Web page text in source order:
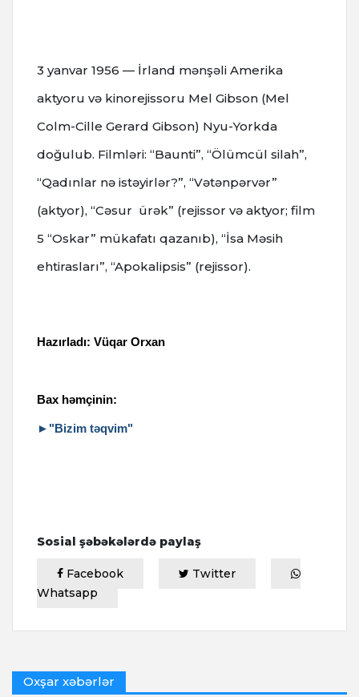
3 yanvar 1956 — İrland mənşəli Amerika
aktyoru və kinorejissoru Mel Gibson (Mel
Colm-Cille Gerard Gibson) Nyu-Yorkda
doğulub. Filmləri: “Baunti”, “Ölümcül silah”,
“Qadınlar nə istəyirlər?”, “Vətənpərvər”
(aktyor), “Cəsur ürək” (rejissor və aktyor; film
5 “Oskar” mükafatı qazanıb), “İsa Məsih
ehtirasları”, “Apokalipsis” (rejissor).
Hazırladı: Vüqar Orxan
Bax həmçinin:
►"Bizim təqvim"
Sosial şəbəkələrdə paylaş
Facebook
Twitter
Whatsapp
Oxşar xəbərlər